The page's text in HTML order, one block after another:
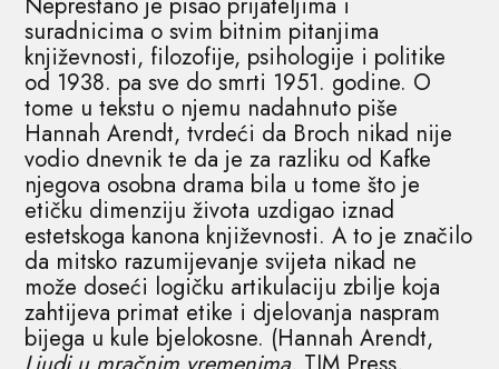
suradnicima o svim bitnim pitanjima
književnosti, filozofije, psihologije i politike
od 1938. pa sve do smrti 1951. godine. O
tome u tekstu o njemu nadahnuto piše
Hannah Arendt, tvrdeći da Broch nikad nije
vodio dnevnik te da je za razliku od Kafke
njegova osobna drama bila u tome što je
etičku dimenziju života uzdigao iznad
estetskoga kanona književnosti. A to je značilo
da mitsko razumijevanje svijeta nikad ne
može doseći logičku artikulaciju zbilje koja
zahtijeva primat etike i djelovanja naspram
bijega u kule bjelokosne. (Hannah Arendt,